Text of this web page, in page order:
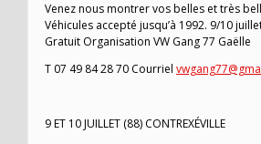
Venez nous montrer vos belles et très
Véhicules accepté jusqu’à 1992. 9/10
Gratuit Organisation VW Gang 77 Gaëlle
T 07 49 84 28 70 Courriel
9 ET 10 JUILLET (88) CONTREXÉVILLE